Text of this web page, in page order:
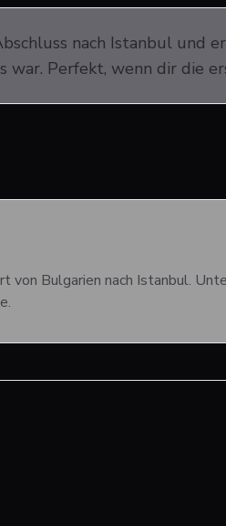
nach Istanbul und
war. Perfekt, wenn dir die
von Bulgarien nach Istanbul.